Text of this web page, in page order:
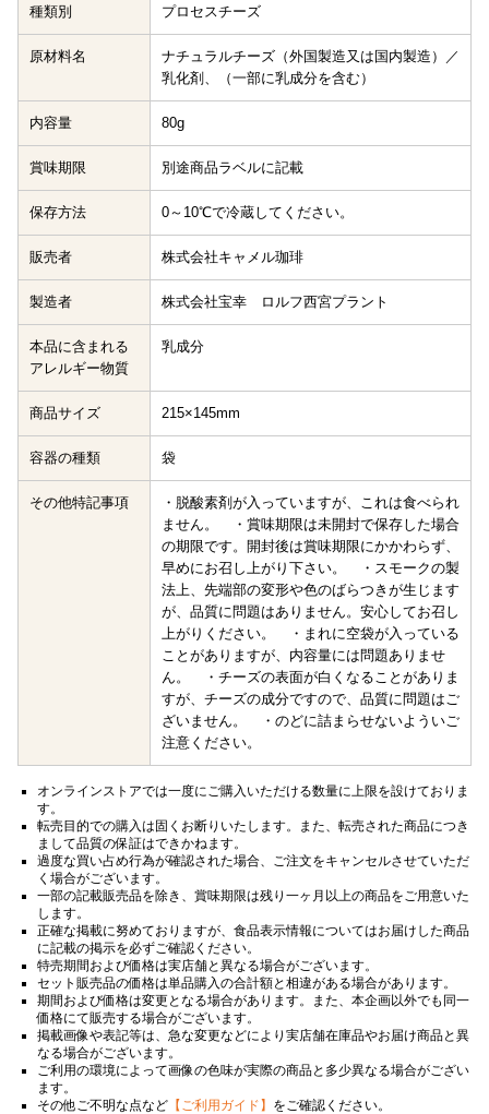
種類別 プロセスチーズ
原材料名
ナチュラルチーズ（外国製造又は国内製造）／
乳化剤、（一部に乳成分を含む）
内容量 80g
賞味期限 別途商品ラベルに記載
保存方法 0～10℃で冷蔵してください。
販売者 株式会社キャメル珈琲
製造者 株式会社宝幸 ロルフ西宮プラント
本品に含まれる
アレルギー物質
乳成分
商品サイズ 215×145mm
容器の種類 袋
その他特記事項
・脱酸素剤が入っていますが、これは食べられ
ません。 ・賞味期限は未開封で保存した場合
の期限です。開封後は賞味期限にかかわらず、
早めにお召し上がり下さい。 ・スモークの製
法上、先端部の変形や色のばらつきが生じます
が、品質に問題はありません。安心してお召し
上がりください。 ・まれに空袋が入っている
ことがありますが、内容量には問題ありませ
ん。 ・チーズの表面が白くなることがありま
すが、チーズの成分ですので、品質に問題はご
ざいません。 ・のどに詰まらせないよういご
注意ください。
オンラインストアでは一度にご購入いただける数量に上限を設けておりま
す。
転売目的での購入は固くお断りいたします。また、転売された商品につき
まして品質の保証はできかねます。
過度な買い占め行為が確認された場合、ご注文をキャンセルさせていただ
く場合がございます。
一部の記載販売品を除き、賞味期限は残り一ヶ月以上の商品をご用意いた
します。
正確な掲載に努めておりますが、食品表示情報についてはお届けした商品
に記載の掲示を必ずご確認ください。
特売期間および価格は実店舗と異なる場合がございます。
セット販売品の価格は単品購入の合計額と相違がある場合があります。
期間および価格は変更となる場合があります。また、本企画以外でも同一
価格にて販売する場合がございます。
掲載画像や表記等は、急な変更などにより実店舗在庫品やお届け商品と異
なる場合がございます。
ご利用の環境によって画像の色味が実際の商品と多少異なる場合がござい
ます。
その他ご不明な点など 【ご利用ガイド】 をご確認ください。